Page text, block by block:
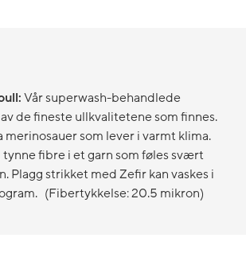
Vår superwash-behandlede
de fineste ullkvalitetene som finnes.
merinosauer som lever i varmt klima.
fibre i et garn som føles svært
Plagg strikket med Zefir kan vaskes i
(Fibertykkelse: 20.5 mikron)